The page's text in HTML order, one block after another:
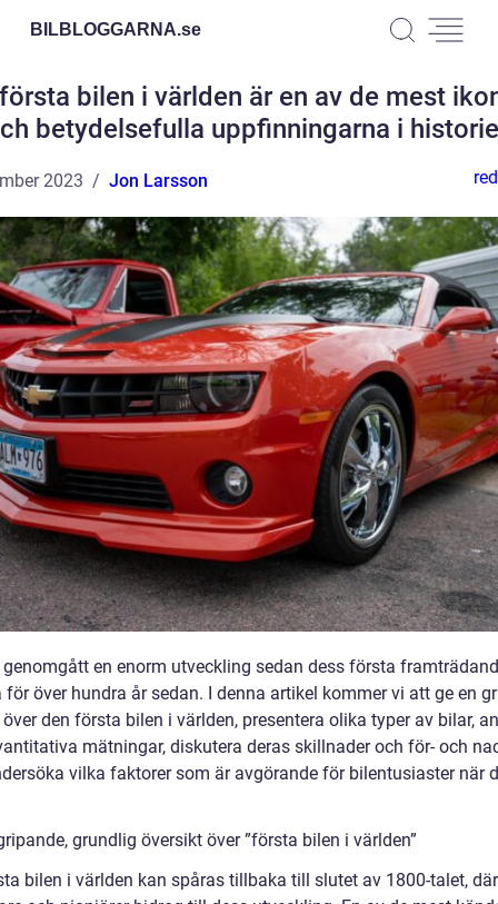
BILBLOGGARNA.se
bilen i världen är en av de mest
betydelsefulla uppfinningarna i
2023 Jon Larsson
genomgått en enorm utveckling sedan dess första
för över hundra år sedan. I denna artikel kommer vi att ge en
den första bilen i världen, presentera olika typer av bilar,
mätningar, diskutera deras skillnader och för- och
vilka faktorer som är avgörande för bilentusiaster när
grundlig översikt över ”första bilen i världen”
bilen i världen kan spåras tillbaka till slutet av 1800-talet,